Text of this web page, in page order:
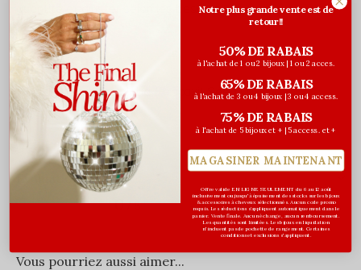
quantité et ajuster selon les besoins.
Ingrédients
Pentaclethra Macroloba (Pracaxi) Seed Oil
Évaluations
0/ 5
Vous pourriez aussi aimer...
Notre plus grande vente est de
retour!!
50% DE RABAIS
à l'achat de 1 ou 2 bijoux | 1 ou 2 acces.
65% DE RABAIS
à l'achat de 3 ou 4 bijoux | 3 ou 4 access.
75% DE RABAIS
à l'achat de 5 bijoux et + | 5 access. et +
MAGASINER MAINTENANT
Offre valide EN LIGNE SEULEMENT du 6 au 12 août
inclusivement ou jusqu'à épuisement des stocks sur les bijoux
& accessoires à cheveux sélectionnés. Aucun code promo
requis. Les réductions s’appliquent automatiquement dans le
panier. Vente finale. Aucun échange, aucun remboursement.
Les quantités sont limitées. Les bijoux en liquidation
n'incluent pas de pochette de rangement. Certaines
conditions et exclusions s'appliquent.